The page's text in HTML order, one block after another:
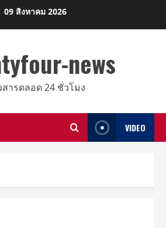
09 สิงหาคม 2026
news
ารตลอด 24 ชั่วโมง
VIDEO